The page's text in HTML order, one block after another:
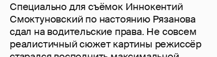
Специально для съёмок Иннокентий
Смоктуновский по настоянию Рязанова
сдал на водительские права. Не совсем
реалистичный сюжет картины режиссёр